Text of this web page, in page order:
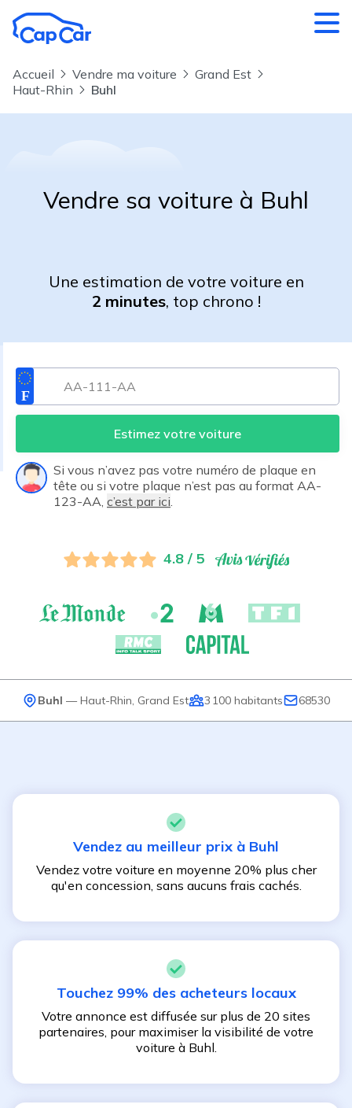
Accueil Vendre ma voiture
Grand Est
Haut-Rhin
Buhl
Vendre sa voiture à Buhl
Une estimation de votre voiture en
2 minutes, top chrono !
Estimez votre voiture
Si vous n’avez pas votre numéro de plaque en
tête ou si votre plaque n’est pas au format AA-
123-AA, c’est par ici
4.8 / 5
Buhl — Haut-Rhin Grand Est 3 100 habitants 68530
Vendez au meilleur prix à Buhl
Vendez votre voiture en moyenne 20% plus cher
qu'en concession, sans aucuns frais cachés.
Touchez 99% des acheteurs locaux
Votre annonce est diffusée sur plus de 20 sites
partenaires, pour maximiser la visibilité de votre
voiture à Buhl.